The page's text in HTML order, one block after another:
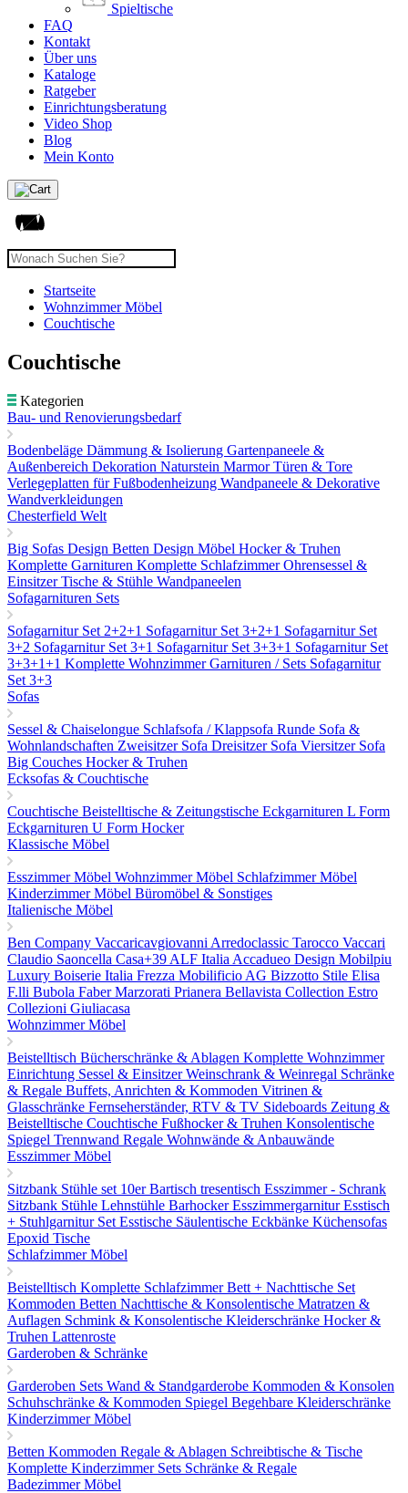
Spieltische
FAQ
Kontakt
Über uns
Kataloge
Ratgeber
Einrichtungsberatung
Video Shop
Blog
Mein Konto
Startseite
Wohnzimmer Möbel
Couchtische
Couchtische
Kategorien
Bau- und Renovierungsbedarf
Bodenbeläge Dämmung & Isolierung Gartenpaneele &
Außenbereich Dekoration Naturstein MarmorTüren & Tore
Verlegeplatten für Fußbodenheizung Wandpaneele & Dekorative
Wandverkleidungen
Chesterfield Welt
Big Sofas Design Betten Design Möbel Hocker & Truhen
Komplette Garnituren Komplette SchlafzimmerOhrensessel &
EinsitzerTische & Stühle Wandpaneelen
Sofagarnituren Sets
Sofagarnitur Set 2+2+1 Sofagarnitur Set 3+2+1 Sofagarnitur Set
3+2 Sofagarnitur Set 3+1 Sofagarnitur Set 3+3+1 Sofagarnitur Set
3+3+1+1 Komplette Wohnzimmer Garnituren / Sets Sofagarnitur
Set 3+3
Sofas
Sessel & Chaiselongue Schlafsofa / Klappsofa Runde Sofa &
Wohnlandschaften Zweisitzer Sofa Dreisitzer Sofa Viersitzer Sofa
Big Couches Hocker & Truhen
Ecksofas & Couchtische
Couchtische Beistelltische & Zeitungstische Eckgarnituren L Form
Eckgarnituren U Form Hocker
Klassische Möbel
Esszimmer Möbel Wohnzimmer Möbel Schlafzimmer Möbel
Kinderzimmer Möbel Büromöbel & Sonstiges
Italienische Möbel
Ben Company Vaccaricavgiovanni Arredoclassic Tarocco Vaccari
Claudio Saoncella Casa+39 ALF Italia Accadueo Design Mobilpiu
Luxury Boiserie Italia Frezza Mobilificio AG Bizzotto Stile Elisa
F.lli Bubola FaberMarzorati Prianera Bellavista Collection Estro
Collezioni Giuliacasa
Wohnzimmer Möbel
Beistelltisch Bücherschränke & Ablagen Komplette Wohnzimmer
Einrichtung Sessel & EinsitzerWeinschrank & Weinregal Schränke
& Regale Buffets, Anrichten & Kommoden Vitrinen &
Glasschränke Fernseherständer, RTV & TV Sideboards Zeitung &
Beistelltische Couchtische Fußhocker & Truhen Konsolentische
Spiegel Trennwand Regale Wohnwände & Anbauwände
Esszimmer Möbel
Sitzbank Stühle set 10erBartisch tresentisch Esszimmer - Schrank
Sitzbank Stühle Lehnstühle BarhockerEsszimmergarniturEsstisch
+ Stuhlgarnitur Set Esstische Säulentische Eckbänke Küchensofas
Epoxid Tische
Schlafzimmer Möbel
Beistelltisch Komplette SchlafzimmerBett + Nachttische Set
Kommoden Betten Nachttische & Konsolentische Matratzen &
Auflagen Schmink & Konsolentische Kleiderschränke Hocker &
Truhen Lattenroste
Garderoben & Schränke
Garderoben Sets Wand & Standgarderobe Kommoden & Konsolen
Schuhschränke & Kommoden Spiegel Begehbare Kleiderschränke
Kinderzimmer Möbel
Betten Kommoden Regale & Ablagen Schreibtische & Tische
Komplette Kinderzimmer Sets Schränke & Regale
Badezimmer Möbel